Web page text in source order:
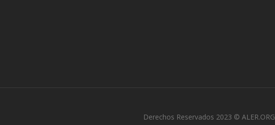
Derechos Reservados 2023 © ALER.ORG